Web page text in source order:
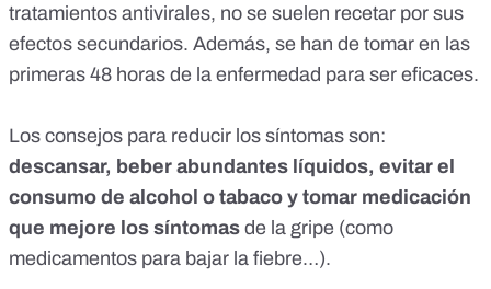
tratamientos antivirales, no se suelen recetar por sus
efectos secundarios. Además, se han de tomar en las
primeras 48 horas de la enfermedad para ser eficaces.
Los consejos para reducir los síntomas son:
descansar, beber abundantes líquidos, evitar el
consumo de alcohol o tabaco y tomar medicación
que mejore los síntomas de la gripe (como
medicamentos para bajar la fiebre…).